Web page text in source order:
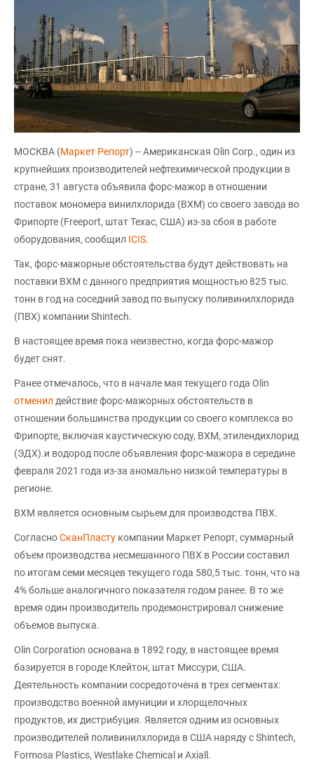
МОСКВА (Маркет Репорт) -- Американская Olin Corp., один из
крупнейших производителей нефтехимической продукции в
стране, 31 августа объявила форс-мажор в отношении
поставок мономера винилхлорида (ВХМ) со своего завода во
Фрипорте (Freeport, штат Техас, США) из-за сбоя в работе
оборудования, сообщил ICIS.
Так, форс-мажорные обстоятельства будут действовать на
поставки ВХМ с данного предприятия мощностью 825 тыс.
тонн в год на соседний завод по выпуску поливинилхлорида
(ПВХ) компании Shintech.
В настоящее время пока неизвестно, когда форс-мажор
будет снят.
Ранее отмечалось, что в начале мая текущего года Olin
отменил действие форс-мажорных обстоятельств в
отношении большинства продукции со своего комплекса во
Фрипорте, включая каустическую соду, ВХМ, этилендихлорид
(ЭДХ).и водород после объявления форс-мажора в середине
февраля 2021 года из-за аномально низкой температуры в
регионе.
ВХМ является основным сырьем для производства ПВХ.
СогласноСканПласту компании Маркет Репорт, суммарный
объем производства несмешанного ПВХ в России составил
по итогам семи месяцев текущего года 580,5 тыс. тонн, что на
4% больше аналогичного показателя годом ранее. В то же
время один производитель продемонстрировал снижение
объемов выпуска.
Olin Corporation основана в 1892 году, в настоящее время
базируется в городе Клейтон, штат Миссури, США.
Деятельность компании сосредоточена в трех сегментах:
производство военной амуниции и хлорщелочных
продуктов, их дистрибуция. Является одним из основных
производителей поливинилхлорида в США наряду с Shintech,
Formosa Plastics, Westlake Chemical и Axiall.